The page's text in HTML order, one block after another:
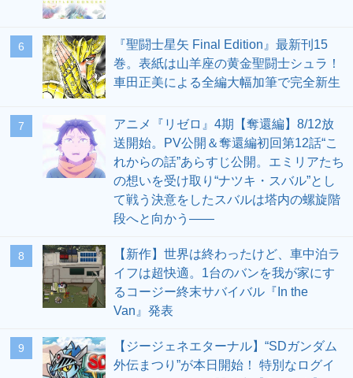
6
『聖闘士星矢 Final Edition』最新刊15
巻。表紙は山羊座の黄金聖闘士シュラ！
車田正美による全編大幅加筆で完全新生
7
アニメ『リゼロ』4期【奪還編】8/12放
送開始。PV公開＆奪還編初回第12話“こ
れからの話”あらすじ公開。エミリアたち
の想いを受け取り“ナツキ・スバル”とし
て戦う決意をしたスバルは塔内の螺旋階
段へと向かう――
8
【新作】世界は終わったけど、車中泊ラ
イフは超快適。1台のバンを我が家にす
るコージー終末サバイバル『In the
Van』発表
9
【ジージェネエターナル】“SDガンダム
外伝まつり”が本日開始！ 特別なログイ